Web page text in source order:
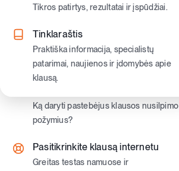
Klausos aparatų tipai
Moderniausi klausos aparatai
Oticon ir Philips aparatai
Priedai patogumui, priežiūrai ir
geresniam girdėjimui kasdien
Sužinokite skirtumus ir ką jie reiškia
Gyvenimas su nusilpusia klausa
Patarimai kasdienybei, bendravimui ir
pasitikėjimui savimi
Ką daryti pastebėjus klausos nusilpimo
požymius?
Pasitikrinkite klausą internetu
Greitas testas namuose ir
Tikros patirtys, rezultatai ir įspūdžiai.
Tinklaraštis
Praktiška informacija, specialistų
patarimai, naujienos ir įdomybės apie
klausą.